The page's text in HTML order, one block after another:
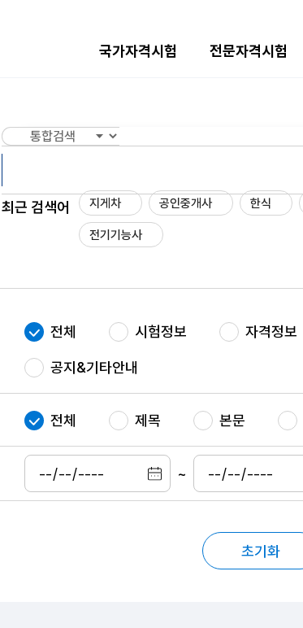
국가자격시험 전문자격시험
최근 검색어 지게차 공인중개사 한식
전기기능사
전체 시험정보 자격정보
공지&기타안내
전체 제목 본문
~
초기화